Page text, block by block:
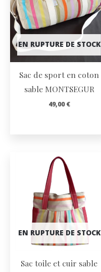
EN RUPTURE DE STOCK
Sac de sport en coton
sable MONTSEGUR
49,00€
EN RUPTURE DE STOCK
Sac toile et cuir sable